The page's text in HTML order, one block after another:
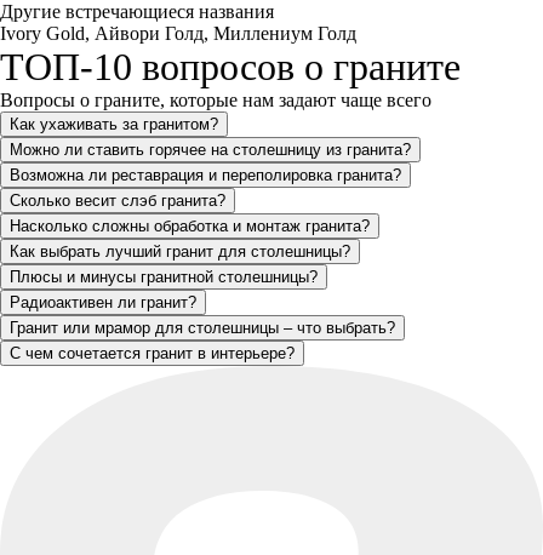
Другие встречающиеся названия
Ivory Gold, Айвори Голд, Миллениум Голд
ТОП-10 вопросов о граните
Вопросы о граните, которые нам задают чаще всего
Как ухаживать за гранитом?
Можно ли ставить горячее на столешницу из гранита?
Возможна ли реставрация и переполировка гранита?
Сколько весит слэб гранита?
Насколько сложны обработка и монтаж гранита?
Как выбрать лучший гранит для столешницы?
Плюсы и минусы гранитной столешницы?
Радиоактивен ли гранит?
Гранит или мрамор для столешницы – что выбрать?
С чем сочетается гранит в интерьере?